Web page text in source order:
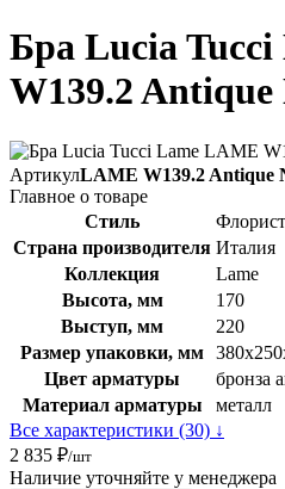
Бра Lucia
W139.2 Antique
АртикулLAME W139.2 Antique
Главное о товаре
Стиль
Страна производителя Италия
Коллекция
Lame
Высота, мм
170
Выступ, мм
220
Размер упаковки, мм
Цвет арматуры
бронза
Материал арматуры
металл
Все характеристики (30) ↓
2 835 ₽/шт
Наличие уточняйте у менеджера